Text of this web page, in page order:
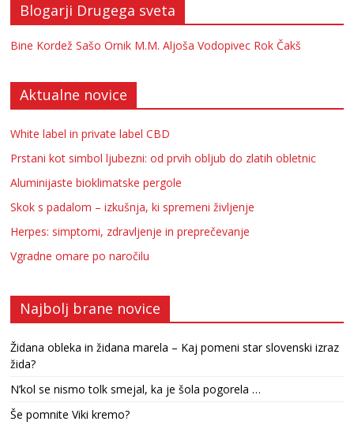
Blogarji Drugega sveta
Bine Kordež Sašo Ornik M.M. Aljoša Vodopivec Rok Čakš
Aktualne novice
White label in private label CBD
Prstani kot simbol ljubezni: od prvih obljub do zlatih obletnic
Aluminijaste bioklimatske pergole
Skok s padalom – izkušnja, ki spremeni življenje
Herpes: simptomi, zdravljenje in preprečevanje
Vgradne omare po naročilu
Najbolj brane novice
Židana obleka in židana marela – Kaj pomeni star slovenski izraz
žida?
N’kol se nismo tolk smejal, ka je šola pogorela …
Še pomnite Viki kremo?